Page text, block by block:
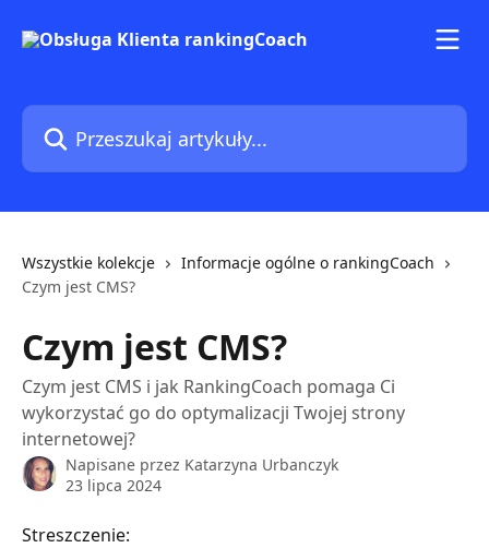
Przeszukaj artykuły...
Wszystkie kolekcje
Informacje ogólne o rankingCoach
Czym jest CMS?
Czym jest CMS?
Czym jest CMS i jak RankingCoach pomaga Ci
wykorzystać go do optymalizacji Twojej strony
internetowej?
Napisane przez Katarzyna Urbanczyk
23 lipca 2024
Streszczenie: